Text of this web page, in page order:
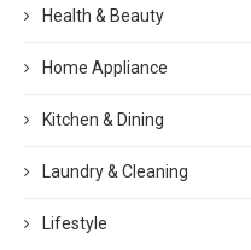
Health & Beauty
Home Appliance
Kitchen & Dining
Laundry & Cleaning
Lifestyle